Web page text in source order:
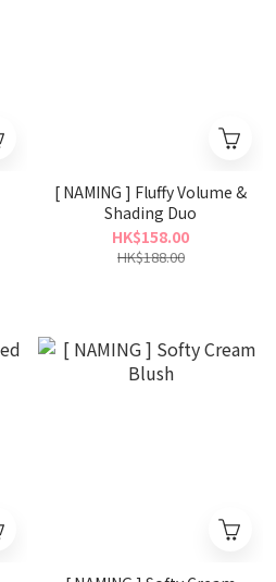
[ NAMING ] Fluffy Volume &
Shading Duo
HK$158.00
HK$188.00